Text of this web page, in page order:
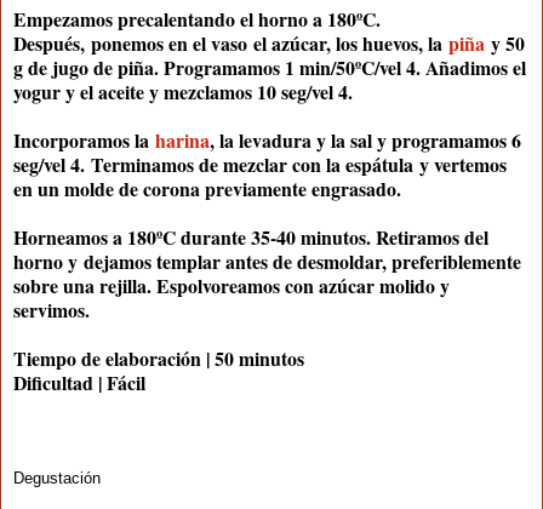
Empezamos precalentando el horno a 180ºC.
Después, ponemos en el vaso el azúcar, los huevos, la piña y 50
g de jugo de piña. Programamos 1 min/50ºC/vel 4. Añadimos el
yogur y el aceite y mezclamos 10 seg/vel 4.
Incorporamos la harina, la levadura y la sal y programamos 6
seg/vel 4. Terminamos de mezclar con la espátula y vertemos
en un molde de corona previamente engrasado.
Horneamos a 180ºC durante 35-40 minutos. Retiramos del
horno y dejamos templar antes de desmoldar, preferiblemente
sobre una rejilla. Espolvoreamos con azúcar molido y
servimos.
Tiempo de elaboración | 50 minutos
Dificultad | Fácil
Degustación